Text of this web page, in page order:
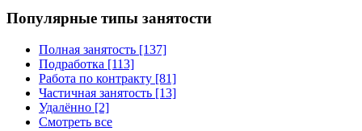
Популярные типы занятости
Полная занятость [137]
Подработка [113]
Работа по контракту [81]
Частичная занятость [13]
Удалённо [2]
Смотреть все